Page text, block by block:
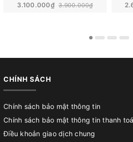
3.100.000₫ 3.900.000₫
CHÍNH SÁCH
Chính sách bảo mật thông tin
Chính sách bảo mật thông tin thanh
Điều khoản giao dịch chung